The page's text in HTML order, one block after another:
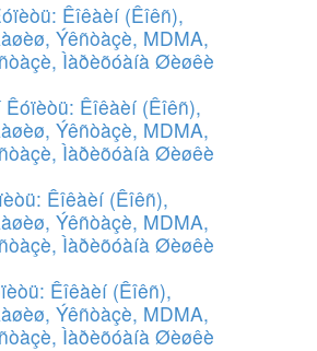
Êîêàèí (Êîêñ),
Ýêñòàçè, MDMA,
Ìàðèõóàíà Øèøêè
Êîêàèí (Êîêñ),
Ýêñòàçè, MDMA,
Ìàðèõóàíà Øèøêè
Êîêàèí (Êîêñ),
Ýêñòàçè, MDMA,
Ìàðèõóàíà Øèøêè
Êîêàèí (Êîêñ),
Ýêñòàçè, MDMA,
Ìàðèõóàíà Øèøêè